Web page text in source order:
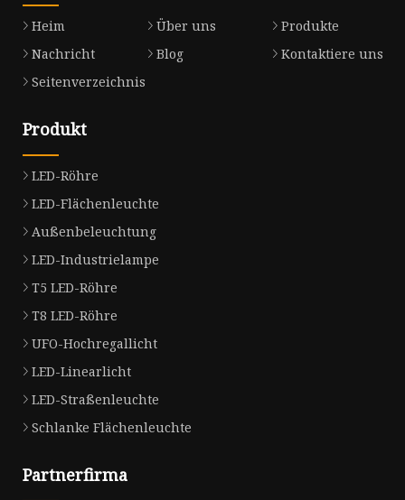
Heim Über uns
Produkte
Nachricht
Blog
Kontaktiere uns
Seitenverzeichnis
Produkt
LED-Röhre
LED-Flächenleuchte
Außenbeleuchtung
LED-Industrielampe
T5 LED-Röhre
T8 LED-Röhre
UFO-Hochregallicht
LED-Linearlicht
LED-Straßenleuchte
Schlanke Flächenleuchte
Partnerfirma